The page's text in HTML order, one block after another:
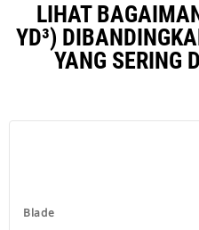
LIHAT
YD³)
YANG SERING
Blade